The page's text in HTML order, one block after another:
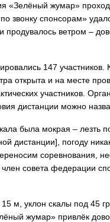
«Зелёный жумар»
звонку спонсорам»
ветром –
147
открыта и на месте
участников.
дистанции можно
была мокрая – лезть
дистанции], погоду
соревнования,
член совета федерации
м, уклон скалы под 45
жумар» привлёк